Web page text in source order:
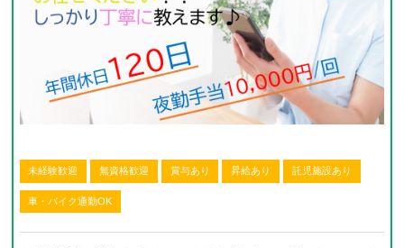
未経験歓迎 無資格歓迎 賞与あり 昇給あり 託児施設あり
車・バイク通勤OK